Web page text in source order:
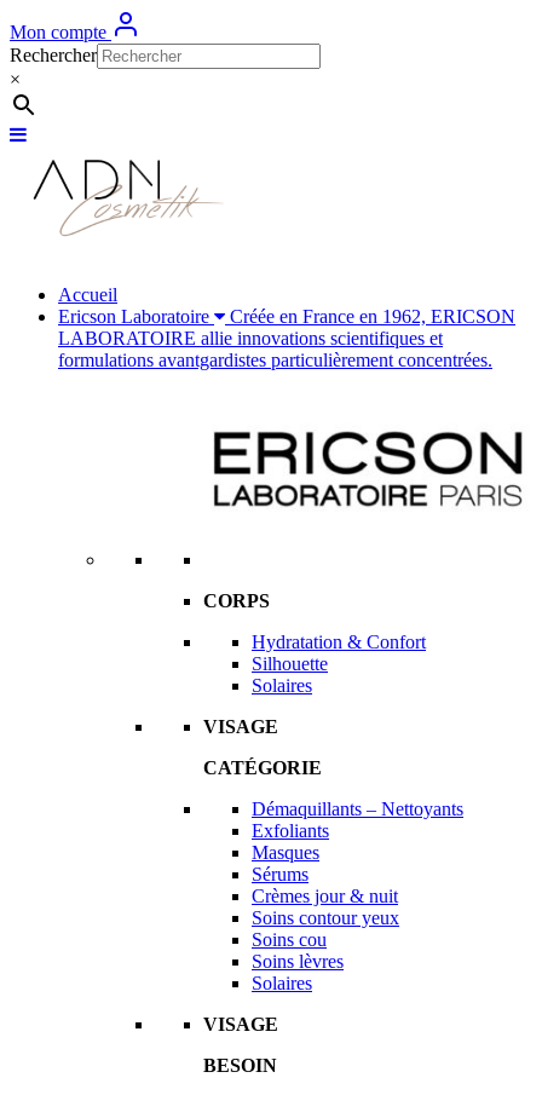
Mon compte
Rechercher
×
Accueil
Ericson Laboratoire
Créée en France en 1962, ERICSON
LABORATOIRE allie innovations scientifiques et
formulations avantgardistes particulièrement concentrées.
CORPS
Hydratation & Confort
Silhouette
Solaires
VISAGE
CATÉGORIE
Démaquillants – Nettoyants
Exfoliants
Masques
Sérums
Crèmes jour & nuit
Soins contour yeux
Soins cou
Soins lèvres
Solaires
VISAGE
BESOIN